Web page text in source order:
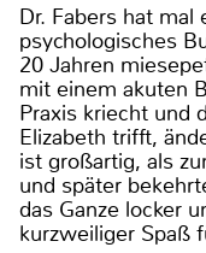
Dr. Fabers hat mal
psychologisches
20 Jahren
mit einem akuten
Praxis kriecht und
Elizabeth trifft,
ist großartig, als
und später
das Ganze locker
kurzweiliger Spaß